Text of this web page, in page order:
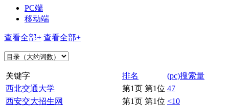
PC端
移动端
查看全部+ 查看全部+
关键字 排名
(pc)搜索量
西北交通大学
第1页 第1位 47
西安交大招生网
第1页 第1位 <10